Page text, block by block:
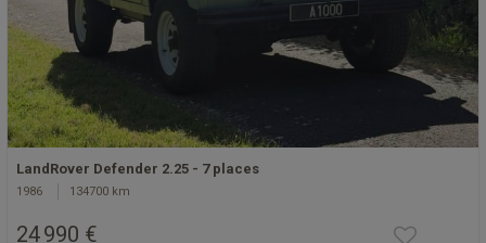
LandRover Defender 2.25 - 7 places
1986 134700 km
24 990 €